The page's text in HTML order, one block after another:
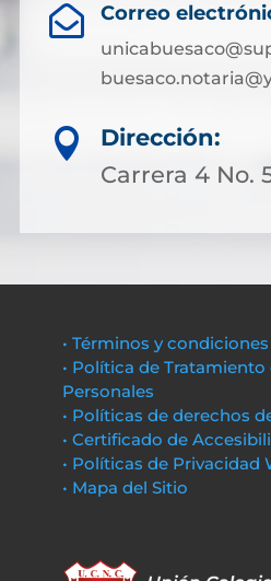
 Correo

Dirección:
Carrera 4 No.
• Términos y condiciones
• Política de Tratamiento
Personales
• Políticas de derechos
• Certificado de
• Políticas de Privacidad
• Mapa del Sitio